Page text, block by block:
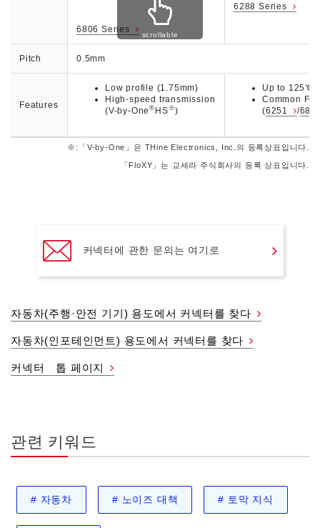
6806 Series
6288 Series
Pitch 0.5mm
Features
Low profile (1.75mm)
High-speed transmission
(V-by-One® HS ※)
Up to 125℃
Common
(6251 /
scrollable
※:「V-by-One」은 THine Electronics, Inc.의 등록상표입니다.
「FloXY」는 교세라 주식회사의 등록 상표입니다.
커넥터에 관한 문의는 여기로
자동차(주행·안전 기기) 용도에서 커넥터를 찾다
자동차(인포테인먼트) 용도에서 커넥터를 찾다
커넥터 톱 페이지
관련 키워드
# 자동차 # 노이즈 대책 # 토막 지식